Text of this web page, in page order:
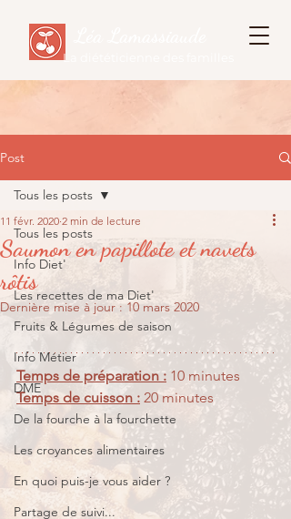
La diététicienne des familles
Post
Tous les posts
Info Diet'
Les recettes de ma Diet'
Fruits & Légumes de saison
Info Métier
DME
De la fourche à la fourchette
Les croyances alimentaires
En quoi puis-je vous aider ?
Partage de suivi...
Tous les posts
Saumon en papillote et navets
rôtis
11 févr. 2020 2 min de lecture
Dernière mise à jour : 10 mars 2020
Temps de préparation : 10 minutes
Temps de cuisson : 20 minutes